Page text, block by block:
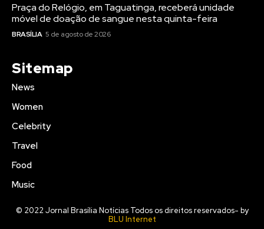
Praça do Relógio, em Taguatinga, receberá unidade
móvel de doação de sangue nesta quinta-feira
BRASÍLIA 5 de agosto de 2026
Sitemap
News
Women
Celebrity
Travel
Food
Music
© 2022 Jornal Brasília Notícias Todos os direitos reservados- by
BLU Internet